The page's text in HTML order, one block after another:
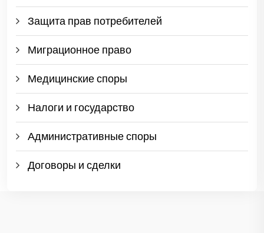
Защита прав потребителей
Миграционное право
Медицинские споры
Налоги и государство
Административные споры
Договоры и сделки